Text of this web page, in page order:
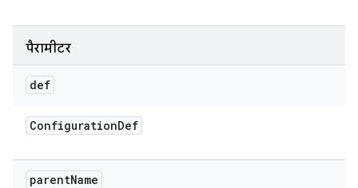
पैरामीटर
def
ConfigurationDef
parentName